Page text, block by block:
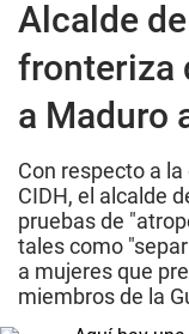
Alcalde
fronteriza
a Maduro
Con respecto a
CIDH, el alcalde
pruebas de
tales como
a mujeres que
miembros de la